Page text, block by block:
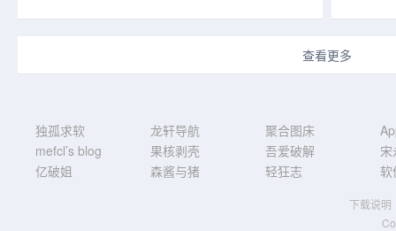
查看更多
独孤求软 龙轩导航 聚合图床
mefcl’s blog
果核剥壳 吾爱破解
亿破姐
森酱与猪 轻狂志 软
下载说明